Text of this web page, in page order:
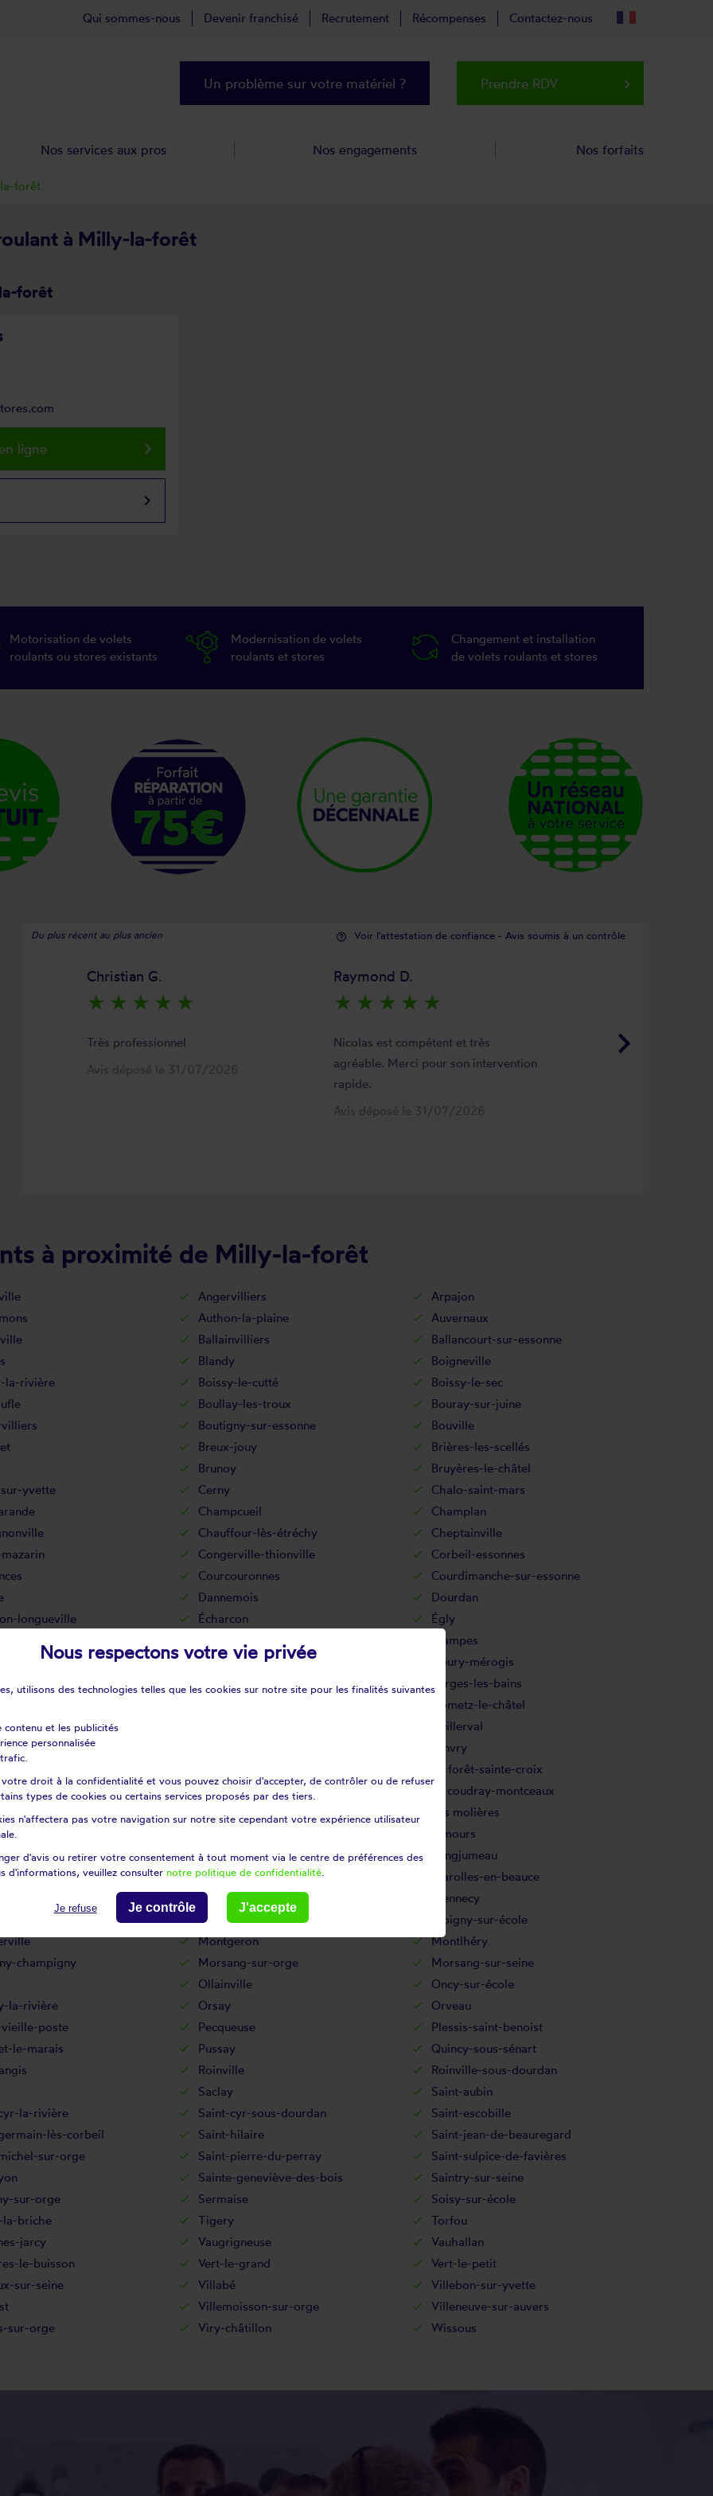
à Milly-la-forêt
forêt
ligne keyboard_arrow_right
keyboard_arrow_right
Motorisation de volets
roulants ou stores existants
Modernisation de volets
roulants et stores
Changement et installation
de volets roulants et stores
Du plus récent au plus ancien help_outline Voir l'attestation de confiance - Avis soumis à un contrôle
keyboard_arrow_right
Christian G.
star_rate star_rate star_rate star_rate star_rate
Très professionnel
Avis déposé le 31/07/2026
Raymond D.
star_rate star_rate star_rate star_rate star_rate
Nicolas est compétent et très
agréable. Merci pour son intervention
rapide.
Avis déposé le 31/07/2026
à proximité de Milly-la-forêt
Angervilliers
Arpajon
Authon-la-plaine
Auvernaux
Ballainvilliers
Ballancourt-sur-essonne
Blandy
Boigneville
la-rivière Boissy-le-cutté
Boissy-le-sec
Boullay-les-troux
Bouray-sur-juine
Boutigny-sur-essonne
Bouville
Breux-jouy
Brières-les-scellés
Brunoy
Bruyères-le-châtel
yvette Cerny
Chalo-saint-mars
Champcueil
Champlan
Chauffour-lès-étréchy
Cheptainville
Congerville-thionville
Corbeil-essonnes
Courcouronnes
Courdimanche-sur-essonne
Dannemois
Dourdan
longueville Écharcon
Égly
Étampes
Évry
Fleury-mérogis
le-vicomte Fontenay-lès-briis
Forges-les-bains
Gometz-le-châtel
Guillerval
Janvry
La forêt-sainte-croix
du-bois
Le coudray-montceaux
saint-germain Les granges-le-roi
Les molières
Limours
Lisses
Longjumeau
Marcoussis
Marolles-en-beauce
Mauchamps
Mennecy
Mespuits
Moigny-sur-école
Montgeron
Montlhéry
champigny Morsang-sur-orge
Morsang-sur-seine
Ollainville
Oncy-sur-école
la-rivière Orsay
Orveau
poste Pecqueuse
Plessis-saint-benoist
le-marais Pussay
Quincy-sous-sénart
Roinville
Roinville-sous-dourdan
Saclay
Saint-aubin
la-rivière Saint-cyr-sous-dourdan
Saint-escobille
lès-corbeil Saint-hilaire
Saint-jean-de-beauregard
sur-orge Saint-pierre-du-perray
Saint-sulpice-de-favières
Sainte-geneviève-des-bois
Saintry-sur-seine
sur-orge Sermaise
Soisy-sur-école
la-briche Tigery
Torfou
jarcy Vaugrigneuse
Vauhallan
le-buisson Vert-le-grand
Vert-le-petit
sur-seine Villabé
Villebon-sur-yvette
Villemoisson-sur-orge
Villeneuve-sur-auvers
sur-orge Viry-châtillon
Wissous
forêt
Qui sommes-nous Devenir franchisé Recrutement Récompenses Contactez-nous
Un problème sur votre matériel ? Prendre RDV keyboard_arrow_right
Nos services aux pros Nos engagements Nos forfaits
Nous respectons votre vie privée
utilisons des technologies telles que les cookies sur notre site pour les finalités suivantes
contenu et les publicités
personnalisée
votre droit à la confidentialité et vous pouvez choisir d'accepter, de contrôler ou de refuser
types de cookies ou certains services proposés par des tiers.
n'affectera pas votre navigation sur notre site cependant votre expérience utilisateur
d'avis ou retirer votre consentement à tout moment via le centre de préférences des
d'informations, veuillez consulter notre politique de confidentialité
Je refuse Je contrôle J'accepte